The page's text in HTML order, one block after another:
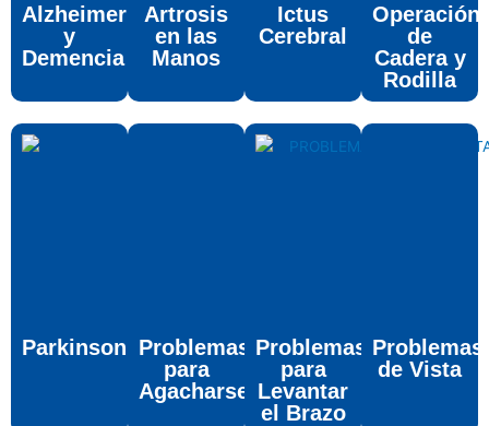
Alzheimer
y
Demencia
Artrosis
en las
Manos
Ictus
Cerebral
Operación
de
Cadera y
Rodilla
Parkinson Problemas
para
Agacharse
Problemas
para
Levantar
el Brazo
Problemas
de Vista